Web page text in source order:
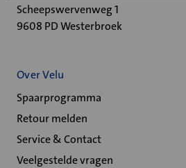
Scheepswervenweg 1
9608 PD Westerbroek
Over Velu
Spaarprogramma
Retour melden
Service & Contact
Veelgestelde vragen